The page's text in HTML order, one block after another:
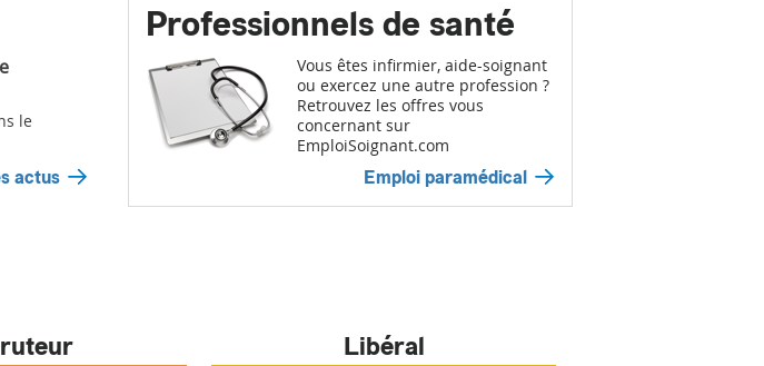
le
actus
Professionnels de santé
Vous êtes infirmier, aide-soignant
ou exercez une autre profession ?
Retrouvez les offres vous
concernant sur
EmploiSoignant.com
Emploi paramédical
Libéral